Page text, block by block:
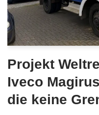
Projekt
Iveco
die keine